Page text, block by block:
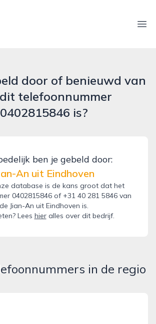
door of benieuwd van
telefoonnummer
0402815846 is?
ben je gebeld door:
An uit Eindhoven
database is de kans groot dat het
0402815846 of +31 40 281 5846 van
de Jian-An uit Eindhoven is.
Lees hieralles over dit bedrijf.
in de regio